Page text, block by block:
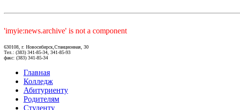
'imyie:news.archive' is not a component
630108, г. Новосибирск,Станционная, 30
Тел.: (383) 341-85-34, 341-85-93
факс: (383) 341-85-34
Главная
Колледж
Абитуриенту
Родителям
Студенту